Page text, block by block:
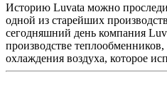
Историю Luvata можно
одной из старейших
сегодняшний день компания
производстве
охлаждения воздуха, которое